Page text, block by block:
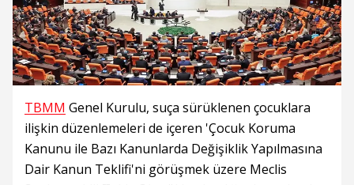
TBMM Genel Kurulu, suça sürüklenen çocuklara
ilişkin düzenlemeleri de içeren 'Çocuk Koruma
Kanunu ile Bazı Kanunlarda Değişiklik Yapılmasına
Dair Kanun Teklifi'ni görüşmek üzere Meclis